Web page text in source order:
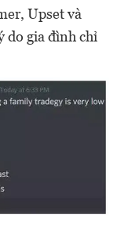
Upset và
do gia đình chỉ